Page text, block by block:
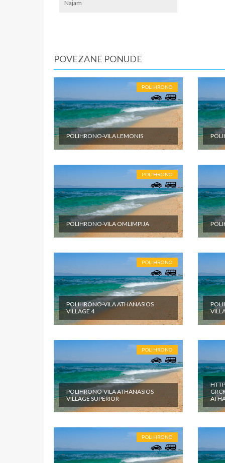
Najam
Fisrt
U
Cena
objektu
U
Cena
je po
ostale
POVEZANE PONUDE
POLIHRONO
POLIHRONO-VILA LEMONIS
POLIHRONO
POLIHRONO-VILA OMLIMPIJA
POLIHRONO
POLIHRONO-VILA ATHANASIOS
VILLAGE 4
POLIHRONO
POLIHRONO-VILA ATHANASIOS
VILLAGE SUPERIOR
POLIHRONO